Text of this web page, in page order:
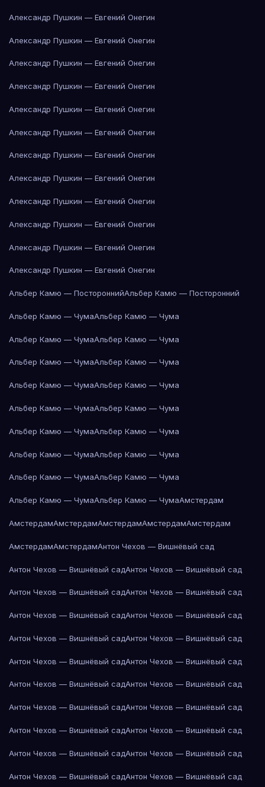
Александр Пушкин — Евгений Онегин
Александр Пушкин — Евгений Онегин
Александр Пушкин — Евгений Онегин
Александр Пушкин — Евгений Онегин
Александр Пушкин — Евгений Онегин
Александр Пушкин — Евгений Онегин
Александр Пушкин — Евгений Онегин
Александр Пушкин — Евгений Онегин
Александр Пушкин — Евгений Онегин
Александр Пушкин — Евгений Онегин
Александр Пушкин — Евгений Онегин
Александр Пушкин — Евгений Онегин
Альбер Камю — ПостороннийАльбер Камю — Посторонний
Альбер Камю — ЧумаАльбер Камю — Чума
Альбер Камю — ЧумаАльбер Камю — Чума
Альбер Камю — ЧумаАльбер Камю — Чума
Альбер Камю — ЧумаАльбер Камю — Чума
Альбер Камю — ЧумаАльбер Камю — Чума
Альбер Камю — ЧумаАльбер Камю — Чума
Альбер Камю — ЧумаАльбер Камю — Чума
Альбер Камю — ЧумаАльбер Камю — Чума
Альбер Камю — ЧумаАльбер Камю — ЧумаАмстердам
АмстердамАмстердамАмстердамАмстердамАмстердам
АмстердамАмстердамАнтон Чехов — Вишнёвый сад
Антон Чехов — Вишнёвый садАнтон Чехов — Вишнёвый сад
Антон Чехов — Вишнёвый садАнтон Чехов — Вишнёвый сад
Антон Чехов — Вишнёвый садАнтон Чехов — Вишнёвый сад
Антон Чехов — Вишнёвый садАнтон Чехов — Вишнёвый сад
Антон Чехов — Вишнёвый садАнтон Чехов — Вишнёвый сад
Антон Чехов — Вишнёвый садАнтон Чехов — Вишнёвый сад
Антон Чехов — Вишнёвый садАнтон Чехов — Вишнёвый сад
Антон Чехов — Вишнёвый садАнтон Чехов — Вишнёвый сад
Антон Чехов — Вишнёвый садАнтон Чехов — Вишнёвый сад
Антон Чехов — Вишнёвый садАнтон Чехов — Вишнёвый сад